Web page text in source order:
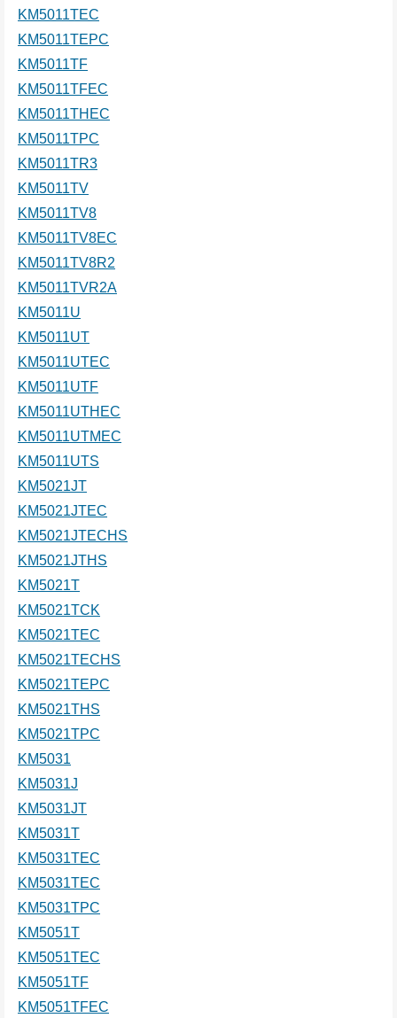
KM5011TEC
KM5011TEPC
KM5011TF
KM5011TFEC
KM5011THEC
KM5011TPC
KM5011TR3
KM5011TV
KM5011TV8
KM5011TV8EC
KM5011TV8R2
KM5011TVR2A
KM5011U
KM5011UT
KM5011UTEC
KM5011UTF
KM5011UTHEC
KM5011UTMEC
KM5011UTS
KM5021JT
KM5021JTEC
KM5021JTECHS
KM5021JTHS
KM5021T
KM5021TCK
KM5021TEC
KM5021TECHS
KM5021TEPC
KM5021THS
KM5021TPC
KM5031
KM5031J
KM5031JT
KM5031T
KM5031TEC
KM5031TEC
KM5031TPC
KM5051T
KM5051TEC
KM5051TF
KM5051TFEC